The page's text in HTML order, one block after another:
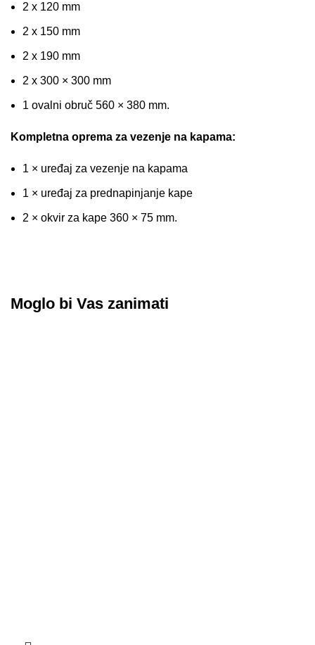
2 x 120 mm
2 x 150 mm
2 x 190 mm
2 x 300 × 300 mm
1 ovalni obruč 560 × 380 mm.
Kompletna oprema za vezenje na kapama:
1 × uređaj za vezenje na kapama
1 × uređaj za prednapinjanje kape
2 × okvir za kape 360 × 75 mm.
Moglo bi Vas zanimati